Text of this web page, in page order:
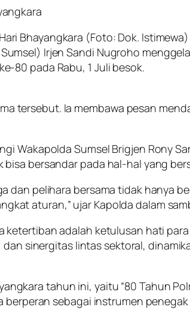
Bhayangkara (Foto: Dok. Istimewa)
Irjen Sandi Nugroho
80 pada Rabu, 1 Juli besok.
tersebut. Ia membawa pesan
Wakapolda Sumsel Brigjen Rony
bersandar pada hal-hal yang
dan pelihara bersama tidak hanya
aturan,” ujar Kapolda dalam
adalah ketulusan hati
sinergitas lintas sektoral,
tahun ini, yaitu “80 Tahun
sebagai instrumen